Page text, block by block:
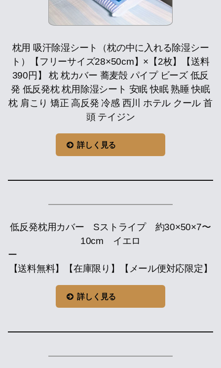
枕用 吸汗除湿シート（枕の中に入れる除湿シー
ト）【フリーサイズ28×50cm】×【2枚】【送料
390円】 枕 枕カバー 蕎麦殻 パイプ ビーズ 低反
発 低反発枕 枕用除湿シート 安眠 快眠 熟睡 快眠
枕 肩こり 矯正 高反発 冷感 西川 ホテル クール 首
頭 テイジン
詳しく見る
低反発枕用カバー Sストライプ 約30×50×7〜
10cm イエロ
【送料無料】【在庫限り】【メール便対応限定】
詳しく見る